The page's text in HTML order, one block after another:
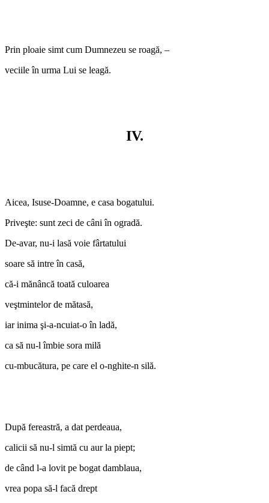
Prin ploaie simt cum Dumnezeu se roagă, –
veciile în urma Lui se leagă.
IV.
Aicea, Isuse-Doamne, e casa bogatului.
Priveşte: sunt zeci de câni în ogradă.
De-avar, nu-i lasă voie fârtatului
soare să intre în casă,
că-i mănâncă toată culoarea
veştmintelor de mătasă,
iar inima şi-a-ncuiat-o în ladă,
ca să nu-l îmbie sora milă
cu-mbucătura, pe care el o-nghite-n silă.
După fereastră, a dat perdeaua,
calicii să nu-l simtă cu aur la piept;
de când l-a lovit pe bogat damblaua,
vrea popa să-l facă drept